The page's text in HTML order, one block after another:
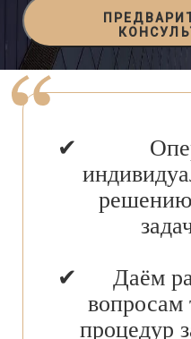
Даём
вопросам
процедур